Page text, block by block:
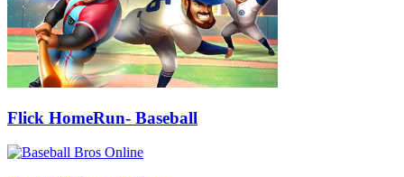
Flick HomeRun- Baseball